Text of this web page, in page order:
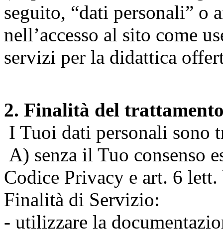
seguito, “dati personali” o
nell’accesso al sito come
servizi per la didattica
2. Finalità del
I Tuoi dati personali sono
A) senza il Tuo consenso
Codice Privacy e art. 6
Finalità di Servizio:
- utilizzare la